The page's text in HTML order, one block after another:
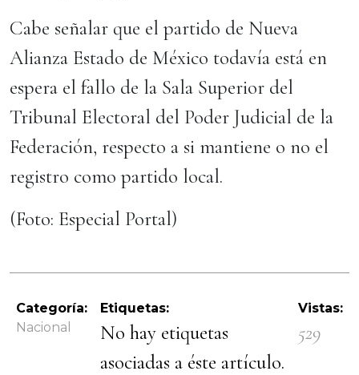
Cabe señalar que el partido de Nueva
Alianza Estado de México todavía está en
espera el fallo de la Sala Superior del
Tribunal Electoral del Poder Judicial de la
Federación, respecto a si mantiene o no el
registro como partido local.
(Foto: Especial Portal)
Categoría:
Nacional
Etiquetas:
No hay etiquetas
asociadas a éste artículo.
Vistas:
529